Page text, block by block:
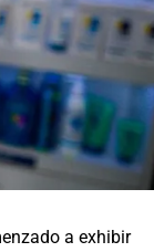
a exhibir